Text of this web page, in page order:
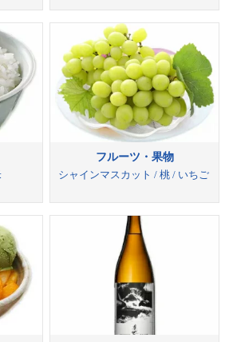
フルーツ・果物
シャインマスカット / 桃 / いちご